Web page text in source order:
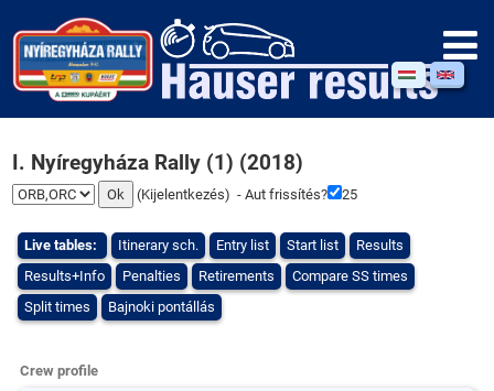
I. Nyíregyháza Rally (1) (2018)
(Kijelentkezés) - Aut frissítés? 25
Live tables: Itinerary sch. Entry list Start list
Results
Results+Info
Penalties Retirements
Compare SS times
Split times
Bajnoki pontállás
Crew profile